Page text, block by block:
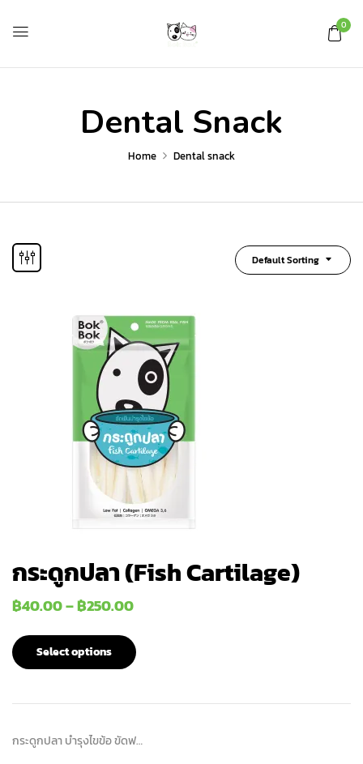
0
Dental Snack
Home Dental snack
Default Sorting
กระดูกปลา (Fish Cartilage)
฿40.00–฿250.00
Select options
กระดูกปลา บำรุงไขข้อ ขัดฟ…